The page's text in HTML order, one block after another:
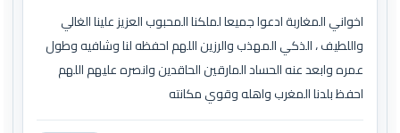
اخواني المغاربة ادعوا جميعا لملكنا المحبوب العزيز علينا الغالي
واللطيف ، الذكي المهذب والرزين اللهم احفظه لنا وشافيه وطول
عمره وابعد عنه الحساد المارقين الحاقدين وانصره عليهم اللهم
احفظ بلدنا المغرب واهله وقوي مكانته